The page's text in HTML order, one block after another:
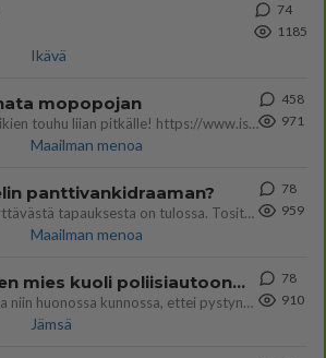
Ikävä
74
1185
mopopojan
Nyt menee kissalan poikien touhu liian pitkälle! https://www.is.fi/kotimaa/art-2000012193221.html Karu video mopomiiti
Maailman menoa
458
971
panttivankidraaman?
Uusi draamasarja järkyttävästä tapauksesta on tulossa. Tositapahtumiin perustuva sarja ammentaa vuoden 1986 Mikkelin pan
Maailman menoa
78
959
Iäkäs Jämsäläinen mies kuoli poliisiautoon matkalla Jyväskylän putkaan
Iäkäs vanhus humalassa niin huonossa kunnossa, ettei pystynyt huolehtimaan itsestään niin ainoa apu sillä hetkellä oli
Jämsä
78
910